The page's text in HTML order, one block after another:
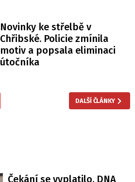
Novinky ke střelbě v
Chřibské. Policie zmínila
motiv a popsala eliminaci
útočníka
DALŠÍ ČLÁNKY
Čekání se vyplatilo. DNA